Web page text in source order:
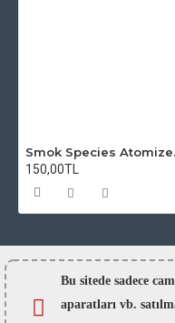
150,00TL
Bu sitede sadece
aparatları vb.